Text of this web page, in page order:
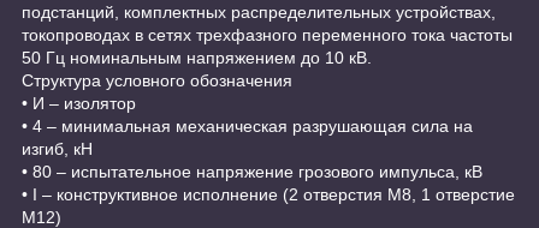
подстанций, комплектных распределительных устройствах,
токопроводах в сетях трехфазного переменного тока частоты
50 Гц номинальным напряжением до 10 кВ.
Структура условного обозначения
• И – изолятор
• 4 – минимальная механическая разрушающая сила на
изгиб, кН
• 80 – испытательное напряжение грозового импульса, кВ
• I – конструктивное исполнение (2 отверстия М8, 1 отверстие
М12)